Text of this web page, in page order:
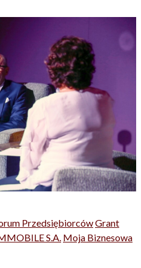
PrzedsiębiorcówGrant
S.A. Moja Biznesowa